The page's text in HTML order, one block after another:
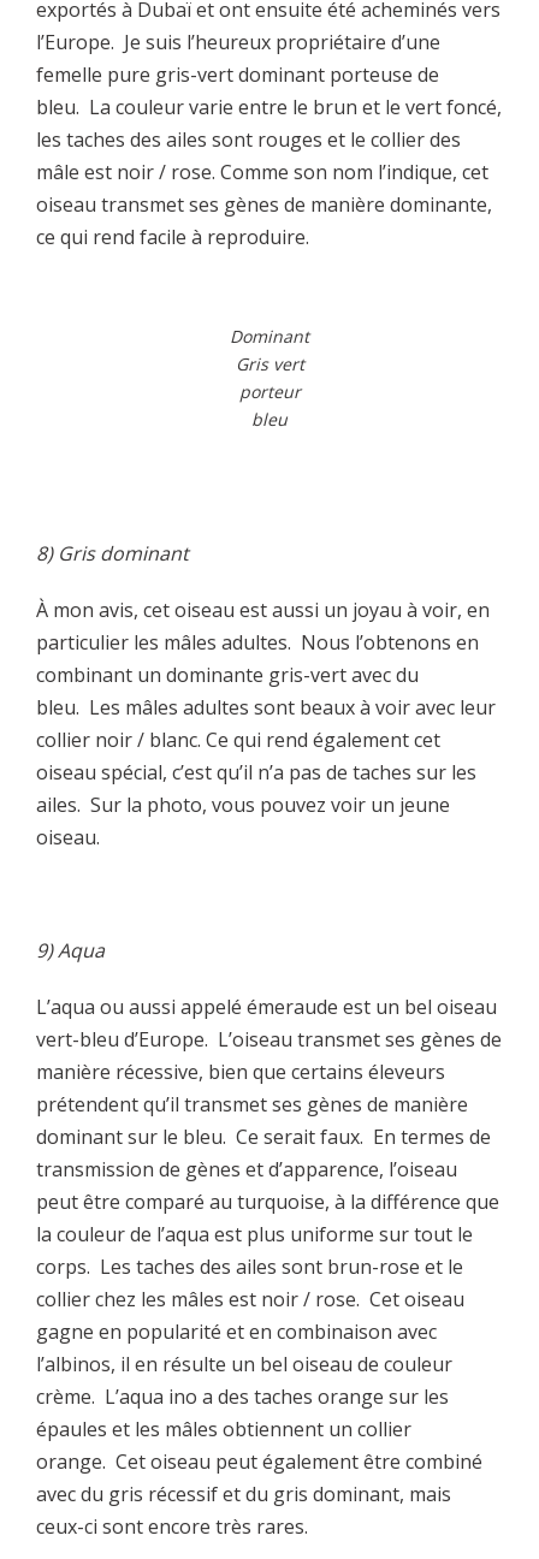
exportés à Dubaï et ont ensuite été acheminés vers
l’Europe. Je suis l’heureux propriétaire d’une
femelle pure gris-vert dominant porteuse de
bleu. La couleur varie entre le brun et le vert foncé,
les taches des ailes sont rouges et le collier des
mâle est noir / rose. Comme son nom l’indique, cet
oiseau transmet ses gènes de manière dominante,
ce qui rend facile à reproduire.
Dominant
Gris vert
porteur
bleu
8) Gris dominant
À mon avis, cet oiseau est aussi un joyau à voir, en
particulier les mâles adultes. Nous l’obtenons en
combinant un dominante gris-vert avec du
bleu. Les mâles adultes sont beaux à voir avec leur
collier noir / blanc. Ce qui rend également cet
oiseau spécial, c’est qu’il n’a pas de taches sur les
ailes. Sur la photo, vous pouvez voir un jeune
oiseau.
9) Aqua
L’aqua ou aussi appelé émeraude est un bel oiseau
vert-bleu d’Europe. L’oiseau transmet ses gènes de
manière récessive, bien que certains éleveurs
prétendent qu’il transmet ses gènes de manière
dominant sur le bleu. Ce serait faux. En termes de
transmission de gènes et d’apparence, l’oiseau
peut être comparé au turquoise, à la différence que
la couleur de l’aqua est plus uniforme sur tout le
corps. Les taches des ailes sont brun-rose et le
collier chez les mâles est noir / rose. Cet oiseau
gagne en popularité et en combinaison avec
l’albinos, il en résulte un bel oiseau de couleur
crème. L’aqua ino a des taches orange sur les
épaules et les mâles obtiennent un collier
orange. Cet oiseau peut également être combiné
avec du gris récessif et du gris dominant, mais
ceux-ci sont encore très rares.